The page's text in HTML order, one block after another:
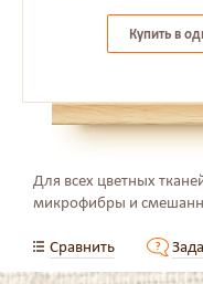
Купить в
Для всех цветных
микрофибры и
Сравнить